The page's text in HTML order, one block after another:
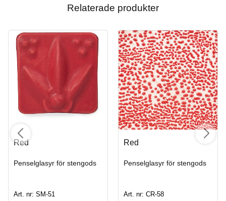
Relaterade produkter
Red
Penselglasyr för stengods
Art. nr: SM-51
Red
Penselglasyr för stengods
Art. nr: CR-58